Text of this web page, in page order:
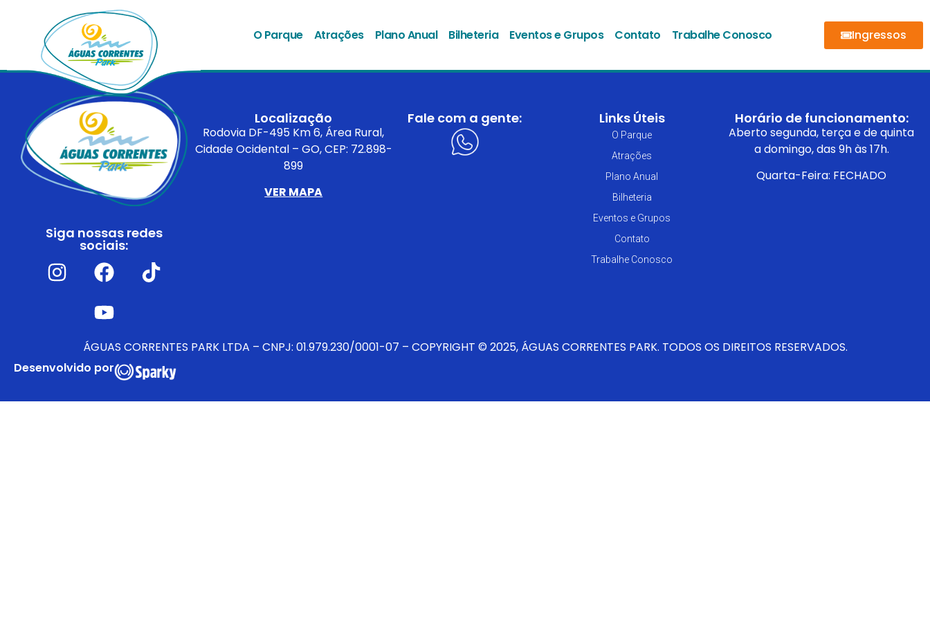
O Parque Atrações Plano Anual Bilheteria Eventos e Grupos Contato Trabalhe Conosco Ingressos
Acqua Park
Siga nossas redes
sociais:
Localização
Rodovia DF-495 Km 6, Área Rural,
Cidade Ocidental – GO, CEP: 72.898-
899
VER MAPA
Fale com a gente: Links Úteis
O Parque
Atrações
Plano Anual
Bilheteria
Eventos e Grupos
Contato
Trabalhe Conosco
Horário de funcionamento:
Aberto segunda, terça e de quinta
a domingo, das 9h às 17h.
Quarta-Feira: FECHADO
ÁGUAS CORRENTES PARK LTDA – CNPJ: 01.979.230/0001-07 – COPYRIGHT © 2025, ÁGUAS CORRENTES PARK. TODOS OS DIREITOS RESERVADOS.
Desenvolvido por